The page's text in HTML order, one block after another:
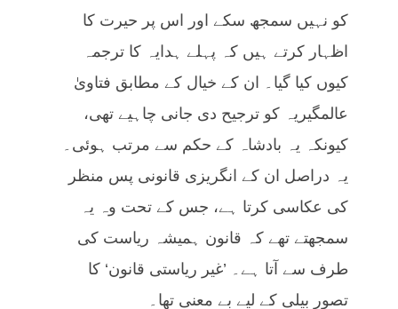
کو نہیں سمجھ سکے اور اس پر حیرت کا
اظہار کرتے ہیں کہ پہلے ہدایہ کا ترجمہ
کیوں کیا گیا۔ ان کے خیال کے مطابق فتاویٰ
عالمگیریہ کو ترجیح دی جانی چاہیے تھی،
کیونکہ یہ بادشاہ کے حکم سے مرتب ہوئی۔
یہ دراصل ان کے انگریزی قانونی پس منظر
کی عکاسی کرتا ہے، جس کے تحت وہ یہ
سمجھتے تھے کہ قانون ہمیشہ ریاست کی
طرف سے آتا ہے۔ ’غیر ریاستی قانون‘ کا
تصور بیلی کے لیے بے معنی تھا۔